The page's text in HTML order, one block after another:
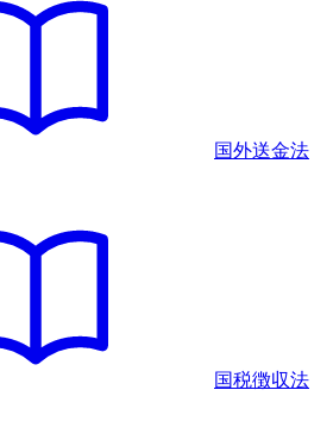
国外送金法
国税徴収法